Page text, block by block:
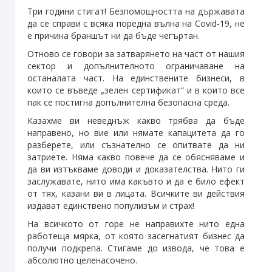
Три години стигат! Безпомощността на държавата
да се справи с всяка поредна вълна на Covid-19, не
е причина браншът ни да бъде чегъртан.
Отново се говори за затварянето на част от нашия
сектор и допълнителното ограничаване на
останалата част. На единствените бизнеси, в
които се въведе „зелен сертификат“ и в които все
пак се постигна допълнителна безопасна среда.
Казахме ви неведнъж какво трябва да бъде
направено, но вие или нямате капацитета да го
разберете, или съзнателно се опитвате да ни
затриете. Няма какво повече да се обясняваме и
да ви изтъкваме доводи и доказателства. Нито ги
заслужавате, нито има какъвто и да е било ефект
от тях, казани ви в лицата. Всичките ви действия
издават единствено популизъм и страх!
На всичкото от горе не направихте нито една
работеща мярка, от която засегнатият бизнес да
получи подкрепа. Стигаме до извода, че това е
абсолютно целенасочено.